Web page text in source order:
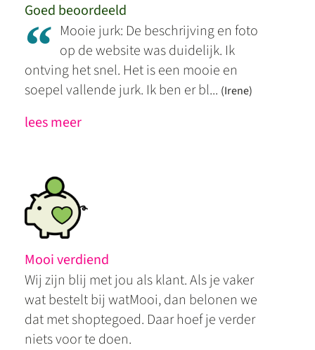
Goed beoordeeld
“ Mooie jurk: De beschrijving en foto
op de website was duidelijk. Ik
ontving het snel. Het is een mooie en
soepel vallende jurk. Ik ben er bl... (Irene)
lees meer
Mooi verdiend
Wij zijn blij met jou als klant. Als je vaker
wat bestelt bij watMooi, dan belonen we
dat met shoptegoed. Daar hoef je verder
niets voor te doen.